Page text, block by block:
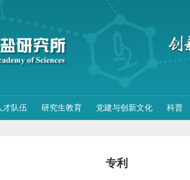
才队伍 研究生教育 党建与创新文化 科普
专利